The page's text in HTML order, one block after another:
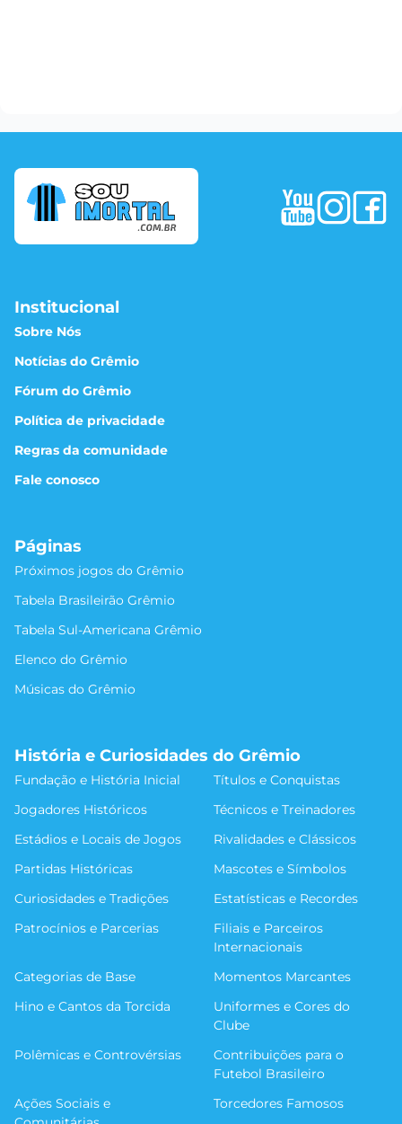
Institucional
Sobre Nós
Notícias do Grêmio
Fórum do Grêmio
Política de privacidade
Regras da comunidade
Fale conosco
Páginas
Próximos jogos do Grêmio
Tabela Brasileirão Grêmio
Tabela Sul-Americana Grêmio
Elenco do Grêmio
Músicas do Grêmio
História e Curiosidades do Grêmio
Fundação e História Inicial
Títulos e Conquistas
Jogadores Históricos
Técnicos e Treinadores
Estádios e Locais de Jogos
Rivalidades e Clássicos
Partidas Históricas
Mascotes e Símbolos
Curiosidades e Tradições
Estatísticas e Recordes
Patrocínios e Parcerias
Filiais e Parceiros
Internacionais
Categorias de Base
Momentos Marcantes
Hino e Cantos da Torcida
Uniformes e Cores do
Clube
Polêmicas e Controvérsias
Contribuições para o
Futebol Brasileiro
Ações Sociais e
Torcedores Famosos